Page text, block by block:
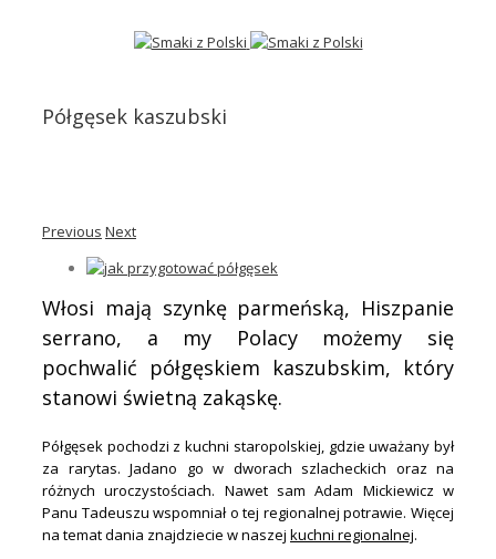
Półgęsek kaszubski
Previous Next
Włosi mają szynkę parmeńską, Hiszpanie
serrano, a my Polacy możemy się
pochwalić półgęskiem kaszubskim, który
stanowi świetną zakąskę.
Półgęsek pochodzi z kuchni staropolskiej, gdzie uważany był
za rarytas. Jadano go w dworach szlacheckich oraz na
różnych uroczystościach. Nawet sam Adam Mickiewicz w
Panu Tadeuszu wspomniał o tej regionalnej potrawie. Więcej
na temat dania znajdziecie w naszej kuchni regionalnej.